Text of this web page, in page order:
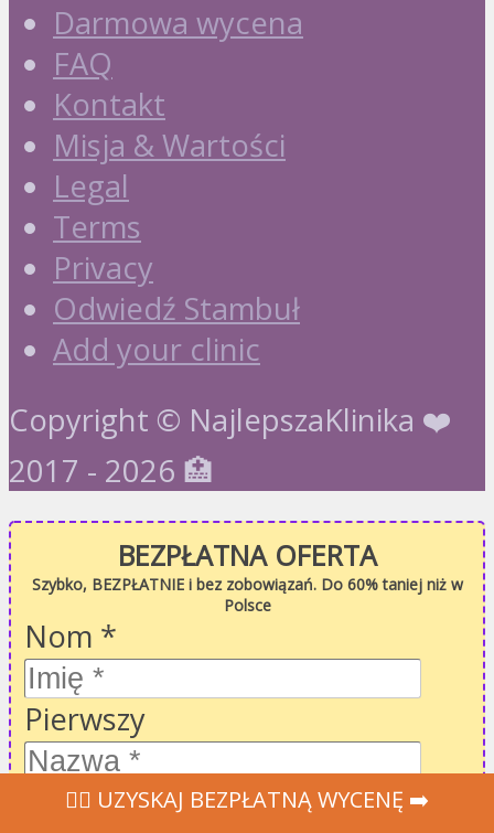
Darmowa wycena
FAQ
Kontakt
Misja & Wartości
Legal
Terms
Privacy
Odwiedź Stambuł
Add your clinic
Copyright © NajlepszaKlinika ❤️
2017 - 2026 🏥
BEZPŁATNA OFERTA
Szybko, BEZPŁATNIE i bez zobowiązań. Do 60% taniej niż w
Polsce
Nom *
Pierwszy
Ostatni
‍👩‍⚕ UZYSKAJ BEZPŁATNĄ WYCENĘ ➡️